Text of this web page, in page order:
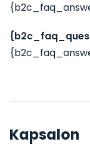
Kapsalon